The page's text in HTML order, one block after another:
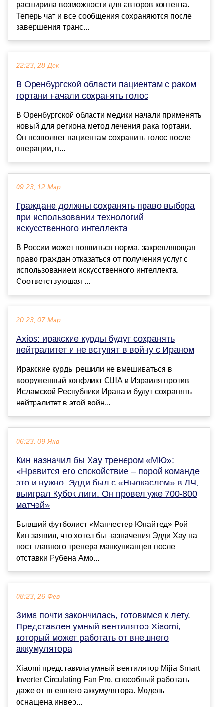
расширила возможности для авторов контента.
Теперь чат и все сообщения сохраняются после
завершения транс...
22:23, 28 Дек
В Оренбургской области пациентам с раком
гортани начали сохранять голос
В Оренбургской области медики начали применять
новый для региона метод лечения рака гортани.
Он позволяет пациентам сохранить голос после
операции, п...
09:23, 12 Мар
Граждане должны сохранять право выбора
при использовании технологий
искусственного интеллекта
В России может появиться норма, закрепляющая
право граждан отказаться от получения услуг с
использованием искусственного интеллекта.
Соответствующая ...
20:23, 07 Мар
Axios: иракские курды будут сохранять
нейтралитет и не вступят в войну с Ираном
Иракские курды решили не вмешиваться в
вооруженный конфликт США и Израиля против
Исламской Республики Ирана и будут сохранять
нейтралитет в этой войн...
06:23, 09 Янв
Кин назначил бы Хау тренером «МЮ»:
«Нравится его спокойствие – порой команде
это и нужно. Эдди был с «Ньюкаслом» в ЛЧ,
выиграл Кубок лиги. Он провел уже 700-800
матчей»
Бывший футболист «Манчестер Юнайтед» Рой
Кин заявил, что хотел бы назначения Эдди Хау на
пост главного тренера манкунианцев после
отставки Рубена Амо...
08:23, 26 Фев
Зима почти закончилась, готовимся к лету.
Представлен умный вентилятор Xiaomi,
который может работать от внешнего
аккумулятора
Xiaomi представила умный вентилятор Mijia Smart
Inverter Circulating Fan Pro, способный работать
даже от внешнего аккумулятора. Модель
оснащена инвер...